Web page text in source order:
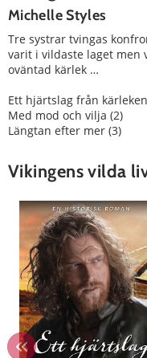
Michelle Styles
Tre systrar tvingas
varit i vildaste laget men
oväntad kärlek …
Ett hjärtslag från
Med mod och vilja (2)
Längtan efter mer (3)
Vikingens vilda